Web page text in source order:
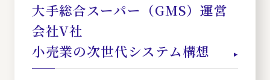
大手総合スーパー（GMS）運営
会社V社
小売業の次世代システム構想